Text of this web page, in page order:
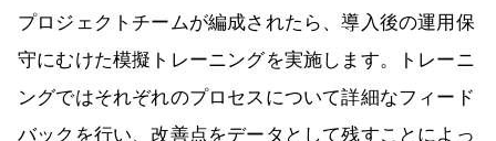
プロジェクトチームが編成されたら、導入後の運用保
守にむけた模擬トレーニングを実施します。トレーニ
ングではそれぞれのプロセスについて詳細なフィード
バックを行い、改善点をデータとして残すことによっ